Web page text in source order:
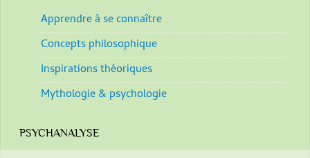
Apprendre à se connaître
Concepts philosophique
Inspirations théoriques
Mythologie & psychologie
PSYCHANALYSE